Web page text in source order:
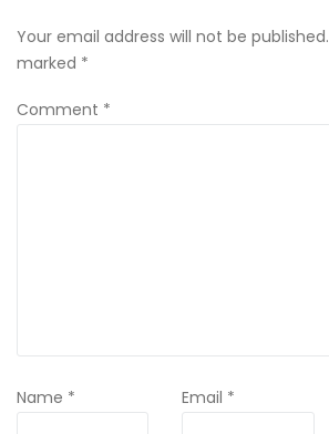
Your email address will not be published.
marked *
Comment *
Name * Email *